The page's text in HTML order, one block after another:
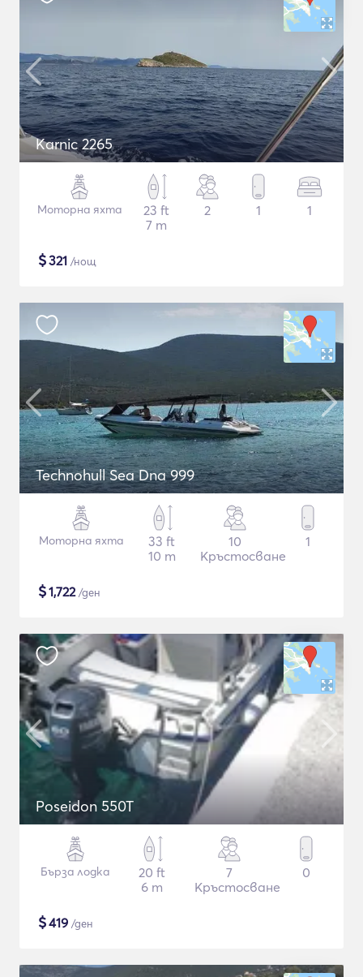
Karnic 2265
Моторна яхта
23 ft
7 m
2 1 1
$321 /нощ
Technohull Sea Dna 999
Моторна яхта
33 ft
10 m
10
Кръстосване
1
$1,722/ден
Poseidon 550T
Бърза лодка
20 ft
6 m
7
Кръстосване
0
$419 /ден